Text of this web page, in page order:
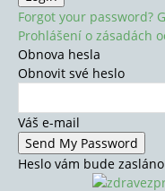
Forgot your password?
Prohlášení o zásadách
Obnova hesla
Obnovit své heslo
Váš e-mail
Heslo vám bude